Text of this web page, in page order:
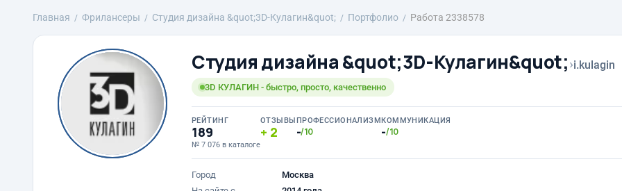
Главная Фрилансеры Студия дизайна &quot;3D-Кулагин&quot; Портфолио Работа 2338578
Студия дизайна &quot;3D-Кулагин&quot;›i.kulagin
3D КУЛАГИН - быстро, просто, качественно
РЕЙТИНГ
189
№ 7 076 в каталоге
ОТЗЫВЫ
2
ПРОФЕССИОНАЛИЗМ
-/10
КОММУНИКАЦИЯ
-/10
Город
Москва